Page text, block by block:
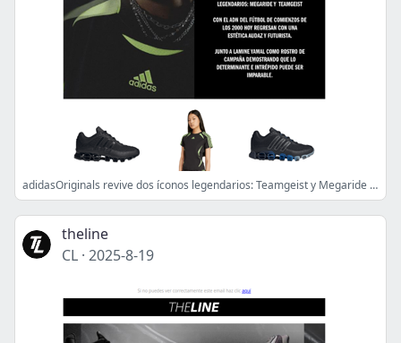
adidasOriginals revive dos íconos legendarios: Teamgeist y Megaride 🏁
theline
CL · 2025-8-19